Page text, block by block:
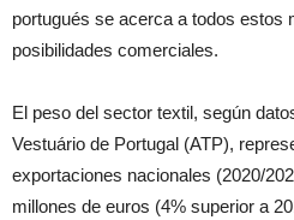
portugués se acerca a todos estos
posibilidades comerciales.
El peso del sector textil, según
Vestuário de Portugal (ATP),
exportaciones nacionales (2020/
millones de euros (4% superior a